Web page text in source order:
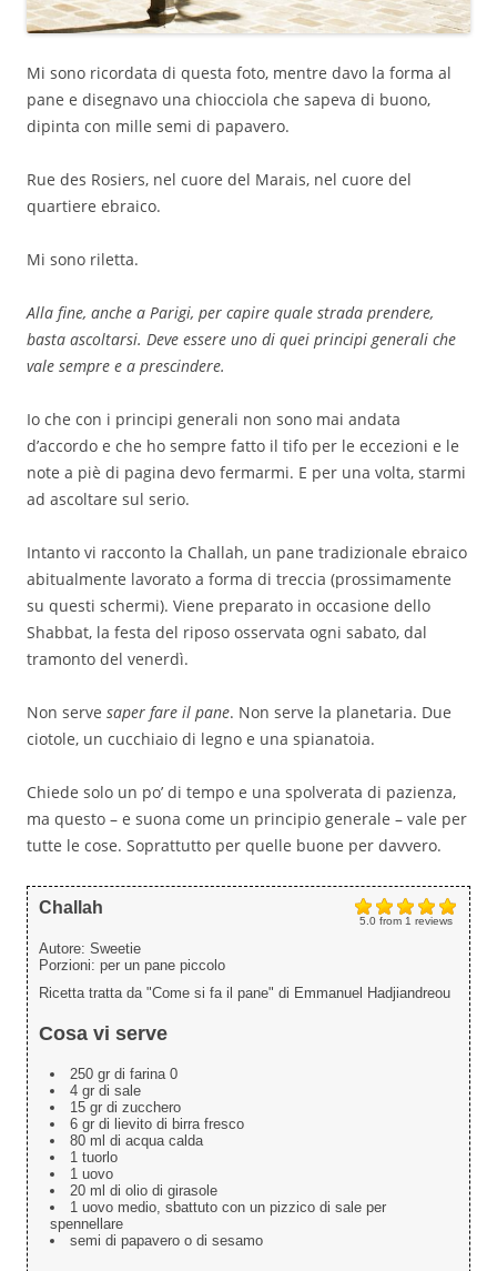
Mi sono ricordata di questa foto, mentre davo la forma al
pane e disegnavo una chiocciola che sapeva di buono,
dipinta con mille semi di papavero.
Rue des Rosiers, nel cuore del Marais, nel cuore del
quartiere ebraico.
Mi sono riletta.
Alla fine, anche a Parigi, per capire quale strada prendere,
basta ascoltarsi. Deve essere uno di quei principi generali che
vale sempre e a prescindere.
Io che con i principi generali non sono mai andata
d’accordo e che ho sempre fatto il tifo per le eccezioni e le
note a piè di pagina devo fermarmi. E per una volta, starmi
ad ascoltare sul serio.
Intanto vi racconto la Challah, un pane tradizionale ebraico
abitualmente lavorato a forma di treccia (prossimamente
su questi schermi). Viene preparato in occasione dello
Shabbat, la festa del riposo osservata ogni sabato, dal
tramonto del venerdì.
Non serve saper fare il pane. Non serve la planetaria. Due
ciotole, un cucchiaio di legno e una spianatoia.
Chiede solo un po’ di tempo e una spolverata di pazienza,
ma questo – e suona come un principio generale – vale per
tutte le cose. Soprattutto per quelle buone per davvero.
5.0from 1 reviews
Challah
Autore: Sweetie
Porzioni: per un pane piccolo
Ricetta tratta da "Come si fa il pane" di Emmanuel Hadjiandreou
Cosa vi serve
250 gr di farina 0
4 gr di sale
15 gr di zucchero
6 gr di lievito di birra fresco
80 ml di acqua calda
1 tuorlo
1 uovo
20 ml di olio di girasole
1 uovo medio, sbattuto con un pizzico di sale per
spennellare
semi di papavero o di sesamo